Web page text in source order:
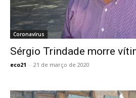
Coronavírus
Sérgio Trindade morre
eco21 - 21 de março de 2020